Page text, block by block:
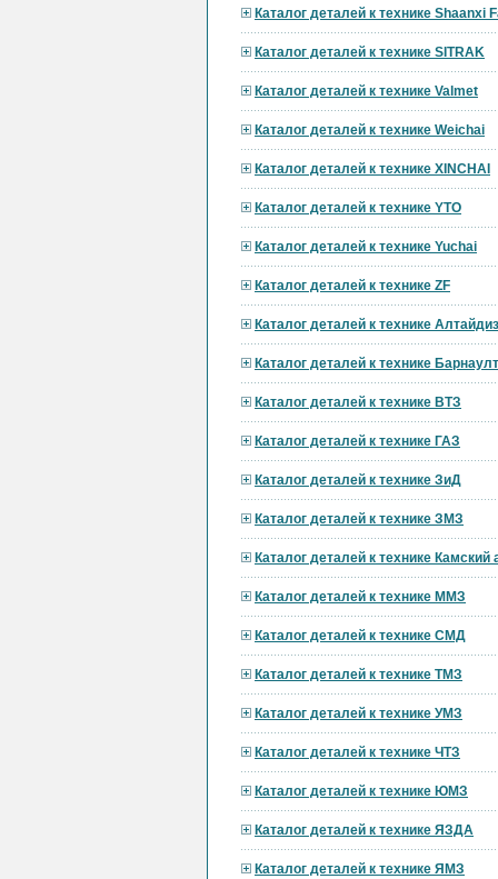
Каталог деталей к технике Shaanxi
Каталог деталей к технике SITRAK
Каталог деталей к технике Valmet
Каталог деталей к технике Weichai
Каталог деталей к технике XINCHAI
Каталог деталей к технике YTO
Каталог деталей к технике Yuchai
Каталог деталей к технике ZF
Каталог деталей к технике
Каталог деталей к технике
Каталог деталей к технике ВТЗ
Каталог деталей к технике ГАЗ
Каталог деталей к технике ЗиД
Каталог деталей к технике ЗМЗ
Каталог деталей к технике Камский
Каталог деталей к технике ММЗ
Каталог деталей к технике СМД
Каталог деталей к технике ТМЗ
Каталог деталей к технике УМЗ
Каталог деталей к технике ЧТЗ
Каталог деталей к технике ЮМЗ
Каталог деталей к технике ЯЗДА
Каталог деталей к технике ЯМЗ